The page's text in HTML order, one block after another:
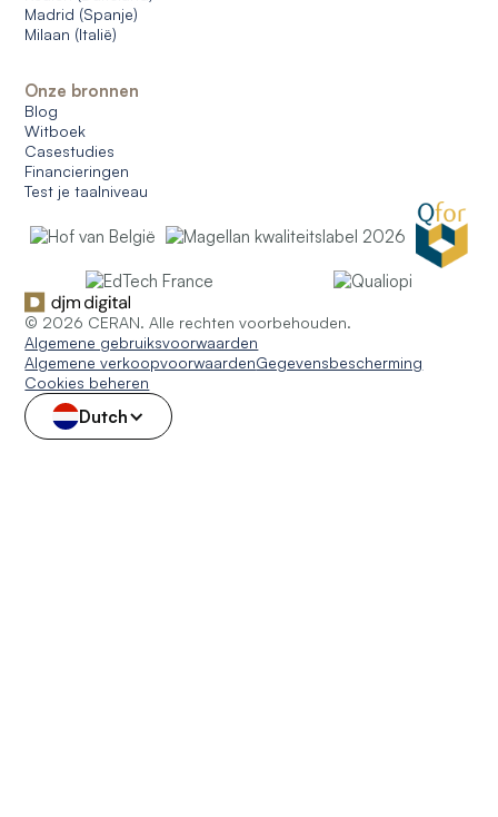
Madrid (Spanje)
Milaan (Italië)
Onze bronnen
Blog
Witboek
Casestudies
Financieringen
Test je taalniveau
© 2026 CERAN. Alle rechten voorbehouden.
Algemene gebruiksvoorwaarden
Algemene verkoopvoorwaardenGegevensbescherming
Cookies beheren
Dutch